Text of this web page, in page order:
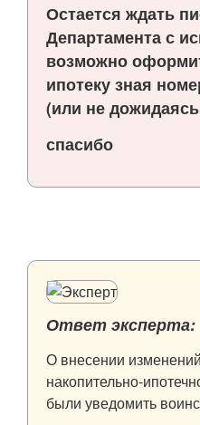
Остается ждать
Департамента с
возможно
ипотеку зная
(или не
спасибо
Ответ эксперта:
О внесении
накопительно-
были уведомить